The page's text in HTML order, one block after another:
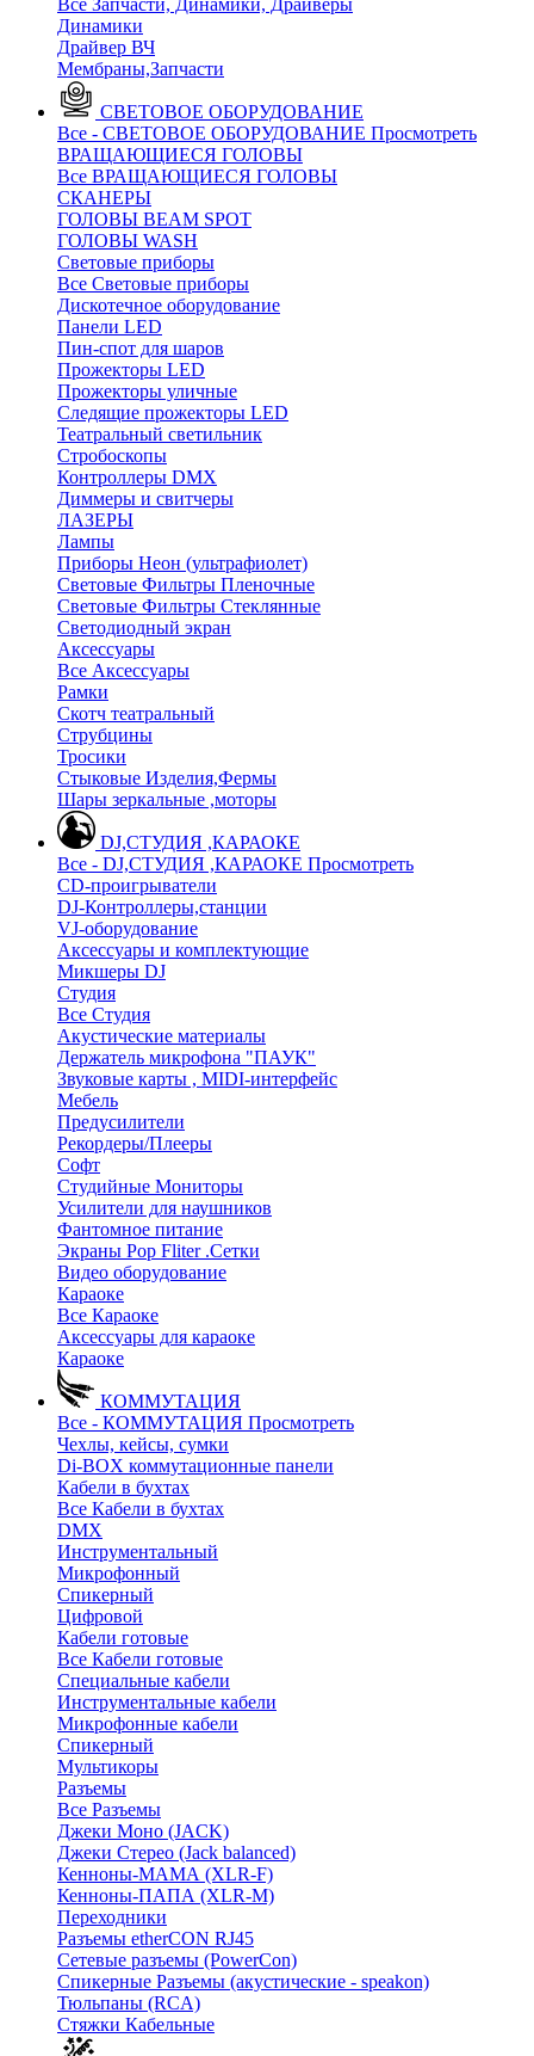
Все Запчасти, Динамики, Драйверы
Динамики
Драйвер ВЧ
Мембраны,Запчасти
СВЕТОВОЕ ОБОРУДОВАНИЕ
Все - СВЕТОВОЕ ОБОРУДОВАНИЕ Просмотреть
ВРАЩАЮЩИЕСЯ ГОЛОВЫ
Все ВРАЩАЮЩИЕСЯ ГОЛОВЫ
CКАНЕРЫ
ГОЛОВЫ BEAM SPOT
ГОЛОВЫ WASH
Световые приборы
Все Световые приборы
Дискотечное оборудование
Панели LED
Пин-спот для шаров
Прожекторы LED
Прожекторы уличные
Следящие прожекторы LED
Театральный светильник
Стробоскопы
Контроллеры DMX
Диммеры и свитчеры
ЛАЗЕРЫ
Лампы
Приборы Неон (ультрафиолет)
Световые Фильтры Пленочные
Световые Фильтры Стеклянные
Светодиодный экран
Аксессуары
Все Аксессуары
Рамки
Скотч театральный
Струбцины
Тросики
Стыковые Изделия,Фермы
Шары зеркальные ,моторы
DJ,СТУДИЯ ,КАРАОКЕ
Все - DJ,СТУДИЯ ,КАРАОКЕ Просмотреть
CD-проигрыватели
DJ-Контроллеры,станции
VJ-оборудование
Аксессуары и комплектующие
Микшеры DJ
Студия
Все Студия
Акустические материалы
Держатель микрофона "ПАУК"
Звуковые карты , MIDI-интерфейс
Мебель
Предусилители
Рекордеры/Плееры
Софт
Студийные Мониторы
Усилители для наушников
Фантомное питание
Экраны Pop Fliter .Сетки
Видео оборудование
Караоке
Все Караоке
Аксессуары для караоке
Караоке
КОММУТАЦИЯ
Все - КОММУТАЦИЯ Просмотреть
Чехлы, кейсы, сумки
Di-BOX коммутационные панели
Кабели в бухтах
Все Кабели в бухтах
DMX
Инструментальный
Микрофонный
Спикерный
Цифровой
Кабели готовые
Все Кабели готовые
Cпециальные кабели
Инструментальные кабели
Микрофонные кабели
Спикерный
Мультикоры
Разъемы
Все Разъемы
Джеки Моно (JACK)
Джеки Стерео (Jack balanced)
Кенноны-МАМА (XLR-F)
Кенноны-ПАПА (XLR-M)
Переходники
Разъемы etherCON RJ45
Сетевые разъемы (PowerCon)
Спикерные Разъемы (акустические - speakon)
Тюльпаны (RCA)
Стяжки Кабельные